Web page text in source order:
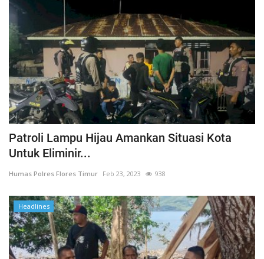
Patroli Lampu Hijau Amankan Situasi Kota
Untuk Eliminir...
Humas Polres Flores Timur Feb 23, 2023 938
Headlines